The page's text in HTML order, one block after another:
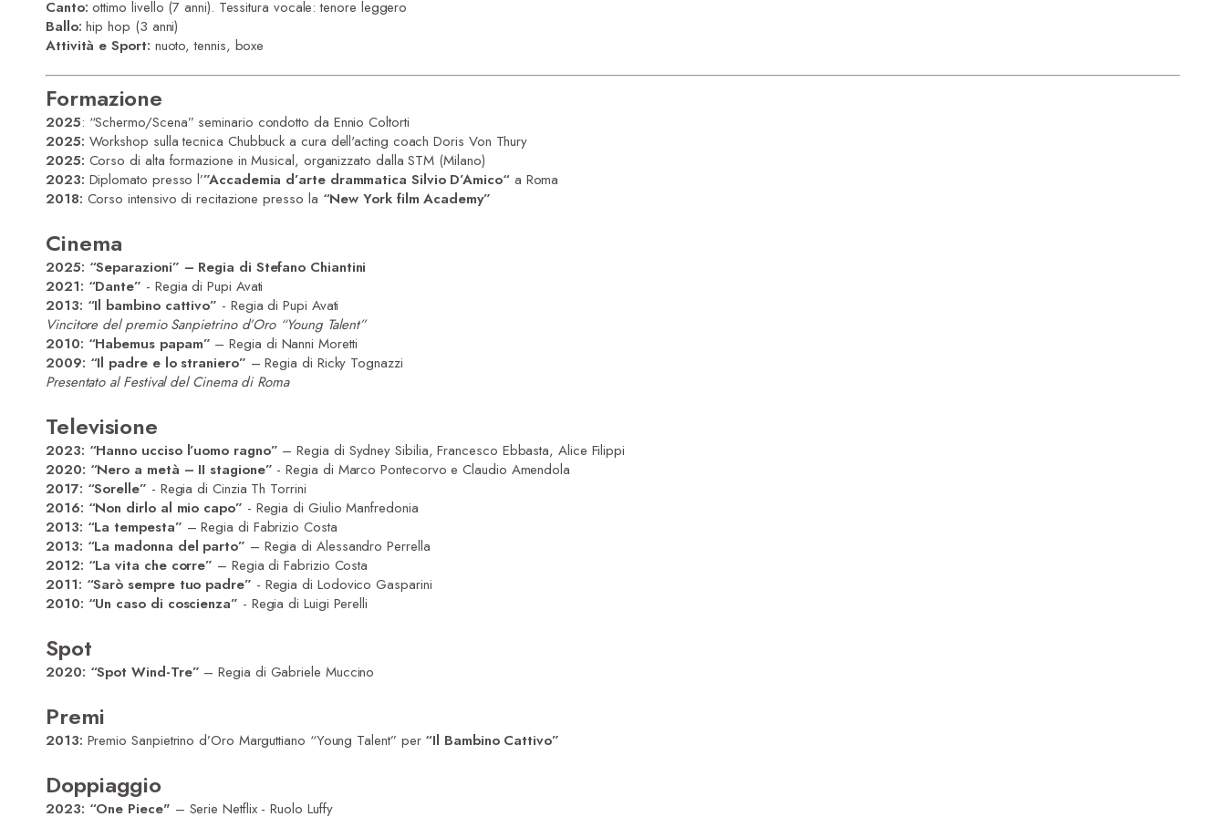
Canto: ottimo livello (7 anni). Tessitura vocale: tenore leggero
Ballo: hip hop (3 anni)
Attività e Sport: nuoto, tennis, boxe
Formazione
2025: “Schermo/Scena” seminario condotto da Ennio Coltorti
2025: Workshop sulla tecnica Chubbuck a cura dell'acting coach Doris Von Thury
2025: Corso di alta formazione in Musical, organizzato dalla STM (Milano)
2023: Diplomato presso l’”Accademia d’arte drammatica Silvio D’Amico“a Roma
2018: Corso intensivo di recitazione presso la “New York film Academy”
Cinema
2025: “Separazioni” – Regia di Stefano Chiantini
2021: “Dante” - Regia di Pupi Avati
2013: “Il bambino cattivo” - Regia di Pupi Avati
Vincitore del premio Sanpietrino d’Oro “Young Talent”
2010: “Habemus papam” – Regia di Nanni Moretti
2009: “Il padre e lo straniero” – Regia di Ricky Tognazzi
Presentato al Festival del Cinema di Roma
Televisione
2023: “Hanno ucciso l’uomo ragno” – Regia di Sydney Sibilia, Francesco Ebbasta, Alice Filippi
2020: “Nero a metà – II stagione” - Regia di Marco Pontecorvo e Claudio Amendola
2017: “Sorelle” - Regia di Cinzia Th Torrini
2016: “Non dirlo al mio capo” - Regia di Giulio Manfredonia
2013: “La tempesta” – Regia di Fabrizio Costa
2013: “La madonna del parto” – Regia di Alessandro Perrella
2012: “La vita che corre” – Regia di Fabrizio Costa
2011: “Sarò sempre tuo padre” - Regia di Lodovico Gasparini
2010: “Un caso di coscienza” - Regia di Luigi Perelli
Spot
2020: “Spot Wind-Tre” – Regia di Gabriele Muccino
Premi
2013: Premio Sanpietrino d’Oro Marguttiano “Young Talent” per “Il Bambino Cattivo”
Doppiaggio
2023: “One Piece" – Serie Netflix - Ruolo Luffy